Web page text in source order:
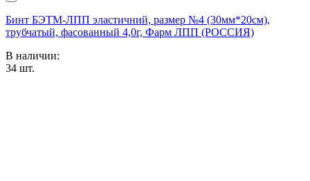
Бинт БЭТМ-ЛПП эластичний, размер №4 (30мм*20см),
трубчатый, фасованный 4,0г, Фарм ЛПП (РОССИЯ)
В наличии:
34 шт.